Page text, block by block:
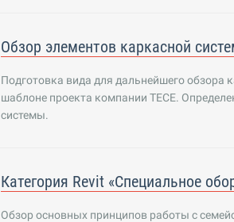
Обзор элементов каркасной
Подготовка вида для дальнейшего обзора
шаблоне проекта компании TECE.
системы.
Категория Revit «Специальное
Обзор основных принципов работы с